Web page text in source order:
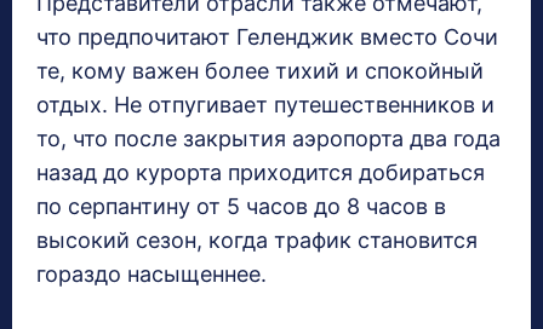
что предпочитают Геленджик вместо Сочи
те, кому важен более тихий и спокойный
отдых. Не отпугивает путешественников и
то, что после закрытия аэропорта два года
назад до курорта приходится добираться
по серпантину от 5 часов до 8 часов в
высокий сезон, когда трафик становится
гораздо насыщеннее.